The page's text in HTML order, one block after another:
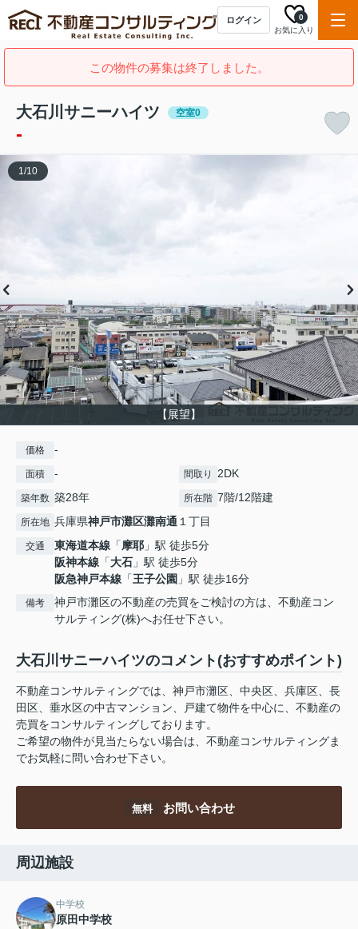
ログイン
お気に入り
0
この物件の募集は終了しました。
大石川サニーハイツ 空室0
-
【展望】
1/10
価格 -
面積 - 間取り 2DK
築年数 築28年 所在階 7階/12階建
所在地 兵庫県神戸市灘区灘南通１丁目
交通 東海道本線 「摩耶 」駅 徒歩5分
阪神本線 「大石 」駅 徒歩5分
阪急神戸本線 「王子公園 」駅 徒歩16分
備考
神戸市灘区の不動産の売買をご検討の方は、不動産コン
サルティング(株)へお任せ下さい。
大石川サニーハイツのコメント(おすすめポイント)
不動産コンサルティングでは、神戸市灘区、中央区、兵庫区、長
田区、垂水区の中古マンション、戸建て物件を中心に、不動産の
売買をコンサルティングしております。
ご希望の物件が見当たらない場合は、不動産コンサルティングま
でお気軽に問い合わせ下さい。
無料 お問い合わせ
周辺施設
中学校
原田中学校